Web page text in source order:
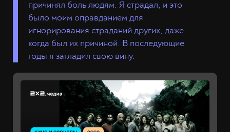
причинял боль людям. Я страдал, и это
было моим оправданием для
игнорирования страданий других, даже
когда был их причиной. В последующие
годы я загладил свою вину.